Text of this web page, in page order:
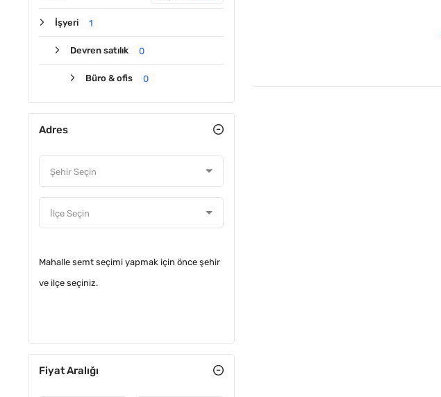
İşyeri 1
Devren satılık 0
Büro & ofis 0
Adres
Mahalle semt seçimi yapmak için önce şehir
ve ilçe seçiniz.
Fiyat Aralığı